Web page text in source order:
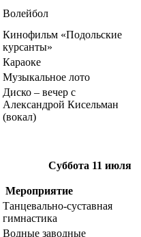
Волейбол
Кинофильм «Подольские
курсанты»
Караоке
Музыкальное лото
Диско – вечер с
Александрой Кисельман
(вокал)
Суббота 11 июля
Мероприятие
Танцевально-суставная
гимнастика
Водные заводные